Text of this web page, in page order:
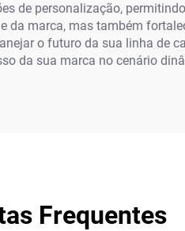
de personalização,
marca, mas também
o futuro da sua linha de
da sua marca no cenário
Frequentes